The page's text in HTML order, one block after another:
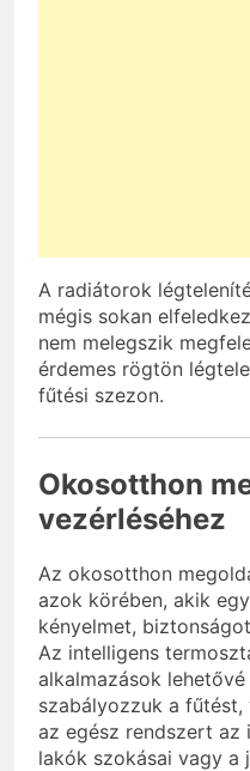
A radiátorok
mégis sokan
nem melegszik
érdemes rögtön
fűtési szezon.
Okosotthon
vezérléséhez
Az okosotthon
azok körében, akik
kényelmet,
Az intelligens
alkalmazások
szabályozzuk a
az egész rendszert az
lakók szokásai vagy a